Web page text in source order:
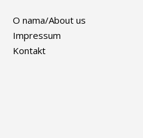
O nama/About us
Impressum
Kontakt